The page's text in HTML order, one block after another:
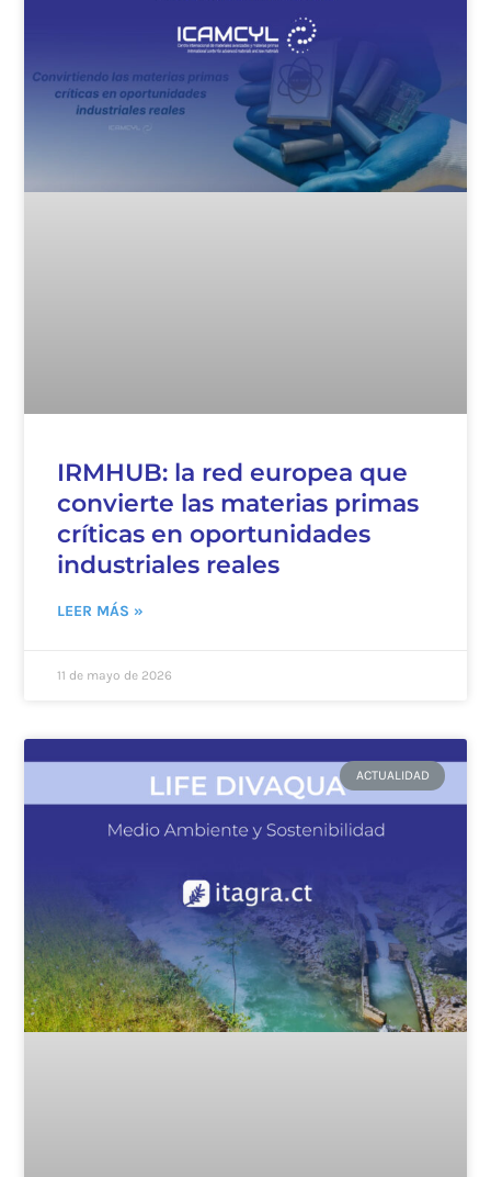
IRMHUB: la red europea que
convierte las materias primas
críticas en oportunidades
industriales reales
LEER MÁS »
11 de mayo de 2026
ACTUALIDAD